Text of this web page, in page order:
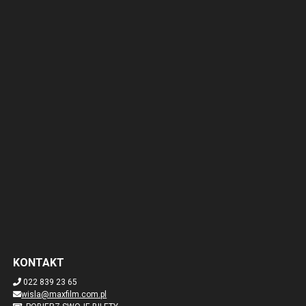
KONTAKT
022 839 23 65
wisla@maxfilm.com.pl